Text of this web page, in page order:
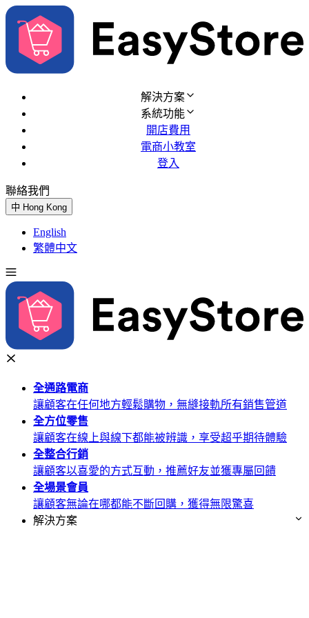
解決方案
系統功能
開店費用
電商小教室
登入
聯絡我們
中 Hong Kong
English
繁體中文
全通路電商
讓顧客在任何地方輕鬆購物，無縫接軌所有銷售管道
全方位零售
讓顧客在線上與線下都能被辨識，享受超乎期待體驗
全整合行銷
讓顧客以喜愛的方式互動，推薦好友並獲專屬回饋
全場景會員
讓顧客無論在哪都能不斷回購，獲得無限驚喜
解決方案